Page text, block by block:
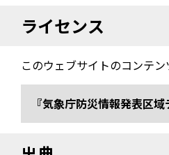
ライセンス
このウェブサイトのコンテン
『気象庁防災情報発表区